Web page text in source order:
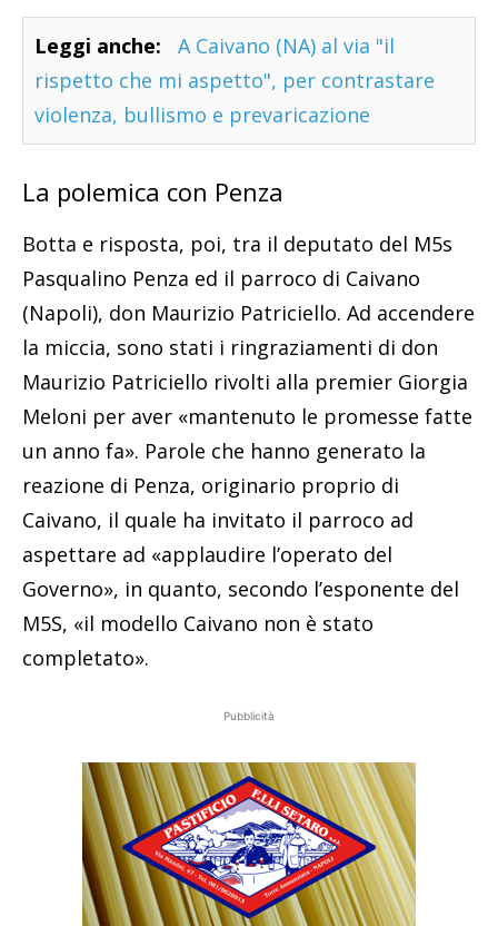
Leggi anche:
A Caivano (NA) al via "il
rispetto che mi aspetto", per contrastare
violenza, bullismo e prevaricazione
La polemica con Penza
Botta e risposta, poi, tra il deputato del M5s
Pasqualino Penza ed il parroco di Caivano
(Napoli), don Maurizio Patriciello. Ad accendere
la miccia, sono stati i ringraziamenti di don
Maurizio Patriciello rivolti alla premier Giorgia
Meloni per aver «mantenuto le promesse fatte
un anno fa». Parole che hanno generato la
reazione di Penza, originario proprio di
Caivano, il quale ha invitato il parroco ad
aspettare ad «applaudire l’operato del
Governo», in quanto, secondo l’esponente del
M5S, «il modello Caivano non è stato
completato».
Pubblicità